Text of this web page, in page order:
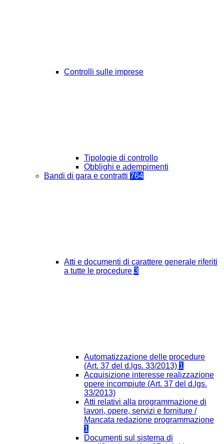
Controlli sulle imprese
Tipologie di controllo
Obblighi e adempimenti
Bandi di gara e contratti 764
Atti e documenti di carattere generale riferiti
a tutte le procedure 3
Automatizzazione delle procedure
(Art. 37 del d.lgs. 33/2013) 1
Acquisizione interesse realizzazione
opere incompiute (Art. 37 del d.lgs.
33/2013)
Atti relativi alla programmazione di
lavori, opere, servizi e forniture /
Mancata redazione programmazione
1
Documenti sul sistema di